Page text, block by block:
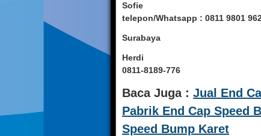
Sofie
telepon/Whatsapp : 0811 9801
Surabaya
Herdi
0811-8189-776
Baca Juga : Jual End
Pabrik End Cap Speed
Speed Bump Karet